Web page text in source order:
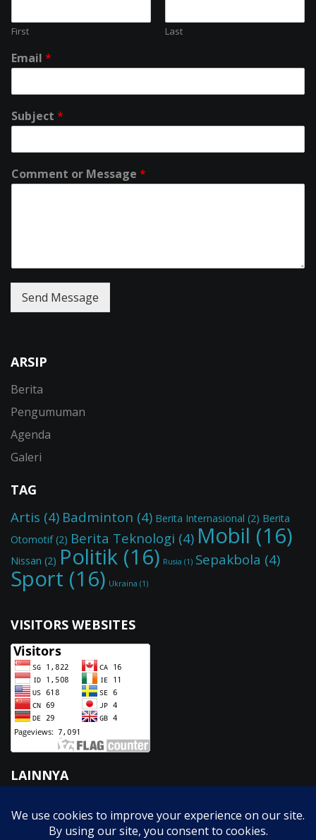
First Last
Email *
Subject *
Comment or Message *
Send Message
ARSIP
Berita
Pengumuman
Agenda
Galeri
TAG
Artis (4) Badminton (4) Berita Internasional (2) Berita
Otomotif(2) Berita Teknologi (4) Mobil (16)
Nissan (2) Politik (16) Rusia (1) Sepakbola (4)
Sport (16) Ukraina (1)
VISITORS WEBSITES
LAINNYA
GTK